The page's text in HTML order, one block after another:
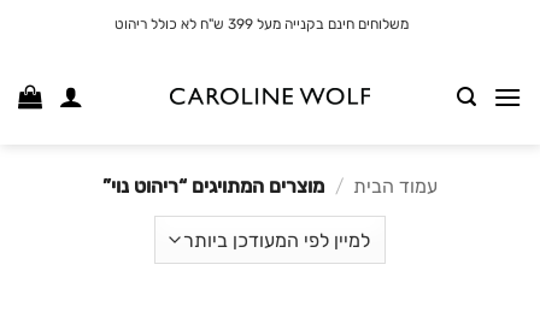
משלוחים חינם בקנייה מעל 399 ש"ח לא כולל ריהוט
עמוד הבית / מוצרים המתויגים “ריהוט נוי”